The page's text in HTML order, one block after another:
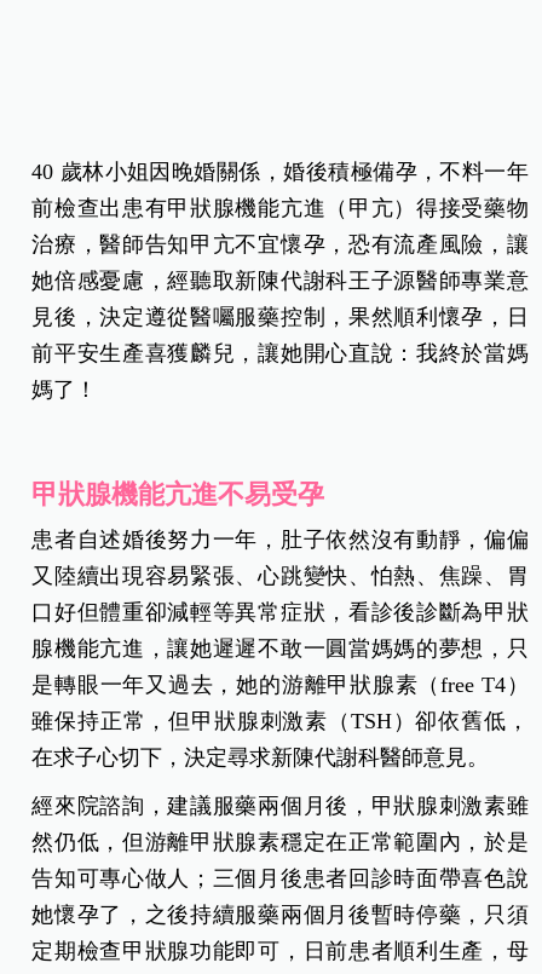
40 歲林小姐因晚婚關係，婚後積極備孕，不料一年
前檢查出患有甲狀腺機能亢進（甲亢）得接受藥物
治療，醫師告知甲亢不宜懷孕，恐有流產風險，讓
她倍感憂慮，經聽取新陳代謝科王子源醫師專業意
見後，決定遵從醫囑服藥控制，果然順利懷孕，日
前平安生產喜獲麟兒，讓她開心直說：我終於當媽
媽了！
甲狀腺機能亢進不易受孕
患者自述婚後努力一年，肚子依然沒有動靜，偏偏
又陸續出現容易緊張、心跳變快、怕熱、焦躁、胃
口好但體重卻減輕等異常症狀，看診後診斷為甲狀
腺機能亢進，讓她遲遲不敢一圓當媽媽的夢想，只
是轉眼一年又過去，她的游離甲狀腺素（free T4）
雖保持正常，但甲狀腺刺激素（TSH）卻依舊低，
在求子心切下，決定尋求新陳代謝科醫師意見。
經來院諮詢，建議服藥兩個月後，甲狀腺刺激素雖
然仍低，但游離甲狀腺素穩定在正常範圍內，於是
告知可專心做人；三個月後患者回診時面帶喜色說
她懷孕了，之後持續服藥兩個月後暫時停藥，只須
定期檢查甲狀腺功能即可，日前患者順利生產，母